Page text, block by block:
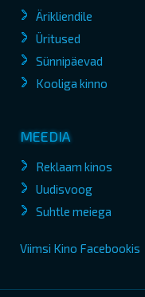
Ärikliendile
Üritused
Sünnipäevad
Kooliga kinno
MEEDIA
Reklaam kinos
Uudisvoog
Suhtle meiega
Viimsi Kino Facebookis